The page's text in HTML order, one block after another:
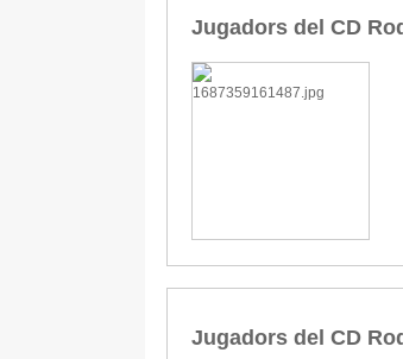
Jugadors del CD
Jugadors del CD